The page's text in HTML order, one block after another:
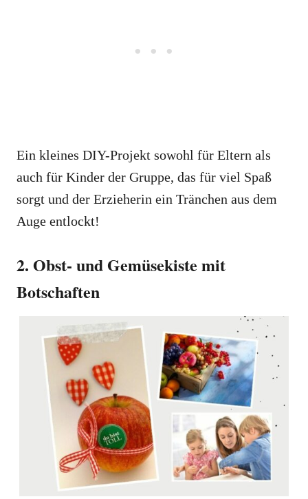
Ein kleines DIY-Projekt sowohl für Eltern als
auch für Kinder der Gruppe, das für viel Spaß
sorgt und der Erzieherin ein Tränchen aus dem
Auge entlockt!
2. Obst- und Gemüsekiste mit
Botschaften